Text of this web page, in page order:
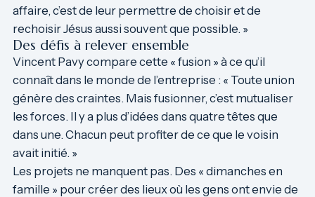
affaire, c’est de leur permettre de choisir et de
rechoisir Jésus aussi souvent que possible. »
Des défis à relever ensemble
Vincent Pavy compare cette « fusion » à ce qu’il
connaît dans le monde de l’entreprise : « Toute union
génère des craintes. Mais fusionner, c’est mutualiser
les forces. Il y a plus d’idées dans quatre têtes que
dans une. Chacun peut profiter de ce que le voisin
avait initié. »
Les projets ne manquent pas. Des « dimanches en
famille » pour créer des lieux où les gens ont envie de